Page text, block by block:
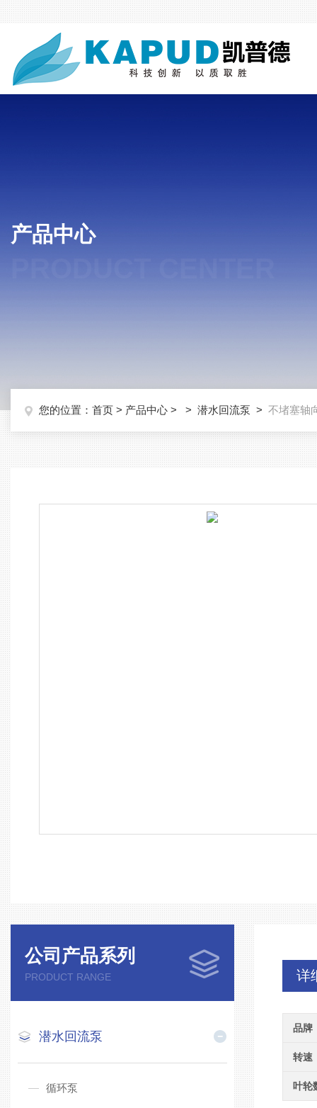
产品中心
您的位置： 首页 > 产品中心 > > 潜水回流泵 > 不堵塞轴
公司产品系列
PRODUCT RANGE
潜水回流泵
循环泵
详
品牌
转速
叶轮